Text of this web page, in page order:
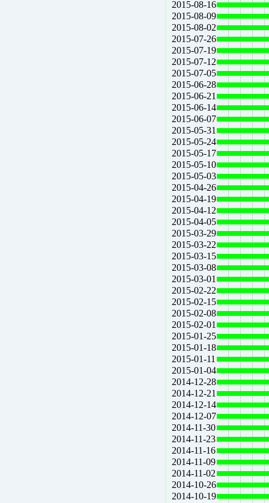
2015-08-16
2015-08-09
2015-08-02
2015-07-26
2015-07-19
2015-07-12
2015-07-05
2015-06-28
2015-06-21
2015-06-14
2015-06-07
2015-05-31
2015-05-24
2015-05-17
2015-05-10
2015-05-03
2015-04-26
2015-04-19
2015-04-12
2015-04-05
2015-03-29
2015-03-22
2015-03-15
2015-03-08
2015-03-01
2015-02-22
2015-02-15
2015-02-08
2015-02-01
2015-01-25
2015-01-18
2015-01-11
2015-01-04
2014-12-28
2014-12-21
2014-12-14
2014-12-07
2014-11-30
2014-11-23
2014-11-16
2014-11-09
2014-11-02
2014-10-26
2014-10-19